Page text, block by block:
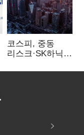
코스피, 중동
리스크·SK하닉
뒷걸음